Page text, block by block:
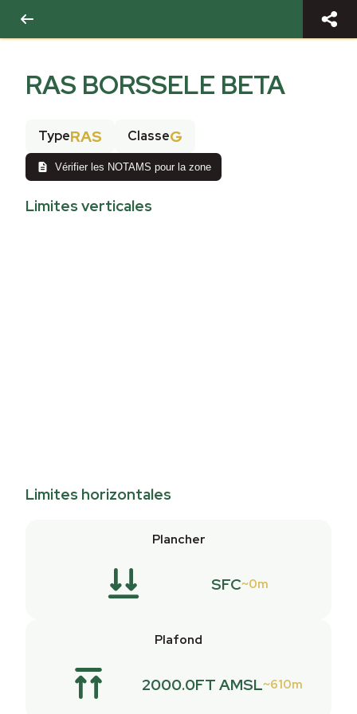
RAS BORSSELE BETA
TypeRAS ClasseG
Vérifier les NOTAMS pour la zone
Limites verticales
Limites horizontales
Plancher
SFC 0m
Plafond
2000.0FT AMSL 610m